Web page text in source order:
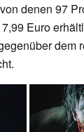
denen 97
Euro
dem